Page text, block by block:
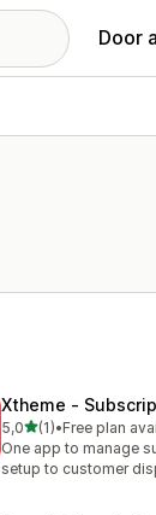
Door
Xtheme ‑
5,0van 5 sterren
(1)
1 recensies in totaal
•Free plan
One app to manage
setup to customer